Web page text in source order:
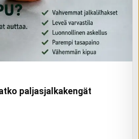
paljasjalkakengät